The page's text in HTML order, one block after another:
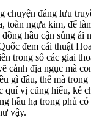
chuyện đáng lưu
toàn ngựa kim, để
hầu cận sủng ái
đem cái thuật
trong số các giai
cảnh địa ngục mà
gì đâu, thế mà
vị cũng hiểu, kẻ
hầu hạ trong phủ
vậy.